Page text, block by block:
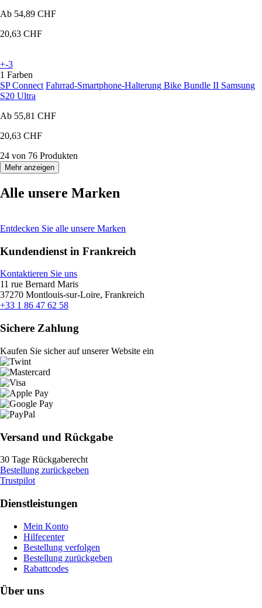
Ab 54,89 CHF
20,63 CHF
+-3
1 Farben
SP Connect Fahrrad-Smartphone-Halterung Bike Bundle II Samsung
S20 Ultra
Ab 55,81 CHF
20,63 CHF
24 von 76 Produkten
Mehr anzeigen
Alle unsere Marken
Entdecken Sie alle unsere Marken
Kundendienst in Frankreich
Kontaktieren Sie uns
11 rue Bernard Maris
37270 Montlouis-sur-Loire, Frankreich
+33 1 86 47 62 58
Sichere Zahlung
Kaufen Sie sicher auf unserer Website ein
Versand und Rückgabe
30 Tage Rückgaberecht
Bestellung zurückgeben
Trustpilot
Dienstleistungen
Mein Konto
Hilfecenter
Bestellung verfolgen
Bestellung zurückgeben
Rabattcodes
Über uns